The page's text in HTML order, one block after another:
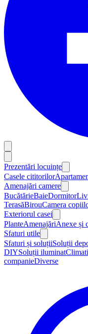
Prezentări locuințe
Casele cititorilor
Amenajări camere
BucătărieBaieDormitor
TerasăBirouCamera
Exteriorul casei
PlanteAmenajăriAnexe și
Sfaturi utile
Sfaturi și soluțiiSoluții
DIYSoluții iluminat
companieDiverse